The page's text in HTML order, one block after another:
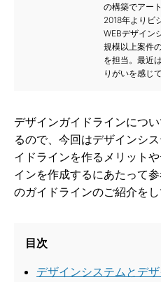
の構築でアー
2018年よりビ
WEBデザイン
規模以上案件
を担当。最近
りがいを感じ
デザインガイドラインにつ
るので、今回はデザインシ
イドラインを作るメリット
インを作成するにあたって
のガイドラインのご紹介をし
目次
デザインシステムとデ